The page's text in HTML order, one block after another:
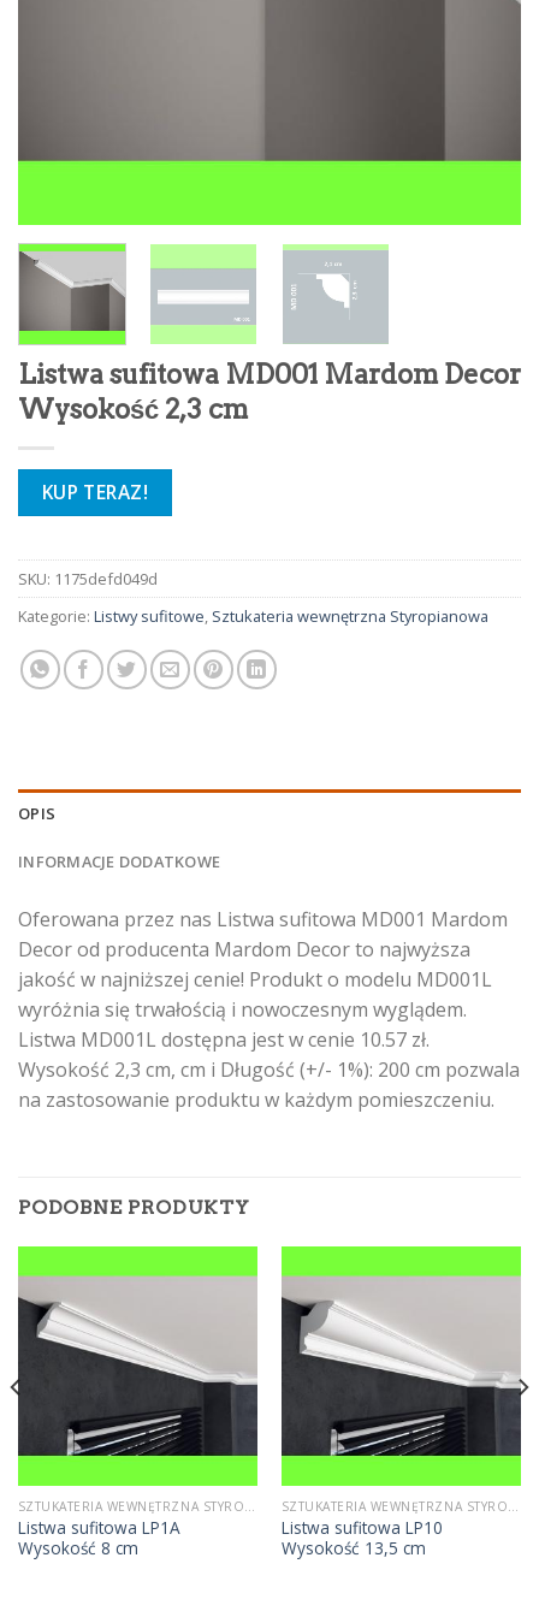
Listwa sufitowa MD001 Mardom Decor
Wysokość 2,3 cm
KUP TERAZ!
SKU: 1175defd049d
Kategorie: Listwy sufitowe, Sztukateria wewnętrzna Styropianowa
OPIS
INFORMACJE DODATKOWE
Oferowana przez nas Listwa sufitowa MD001 Mardom
Decor od producenta Mardom Decor to najwyższa
jakość w najniższej cenie! Produkt o modelu MD001L
wyróżnia się trwałością i nowoczesnym wyglądem.
Listwa MD001L dostępna jest w cenie 10.57 zł.
Wysokość 2,3 cm, cm i Długość (+/- 1%): 200 cm pozwala
na zastosowanie produktu w każdym pomieszczeniu.
PODOBNE PRODUKTY
SZTUKATERIA WEWNĘTRZNA STYROPIANOWA
Listwa sufitowa LP1A
Wysokość 8 cm
SZTUKATERIA WEWNĘTRZNA STYROPIANOWA
Listwa sufitowa LP10
Wysokość 13,5 cm